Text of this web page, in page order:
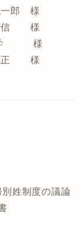
様
様
学 様
正 様
姓制度の議論